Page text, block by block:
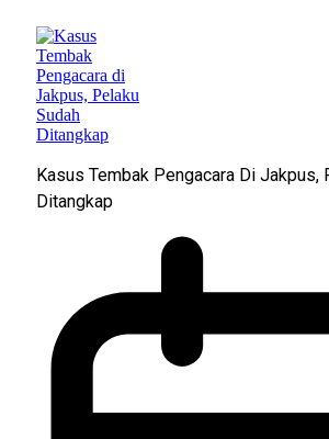
Kasus Tembak Pengacara Di Jakpus,
Ditangkap